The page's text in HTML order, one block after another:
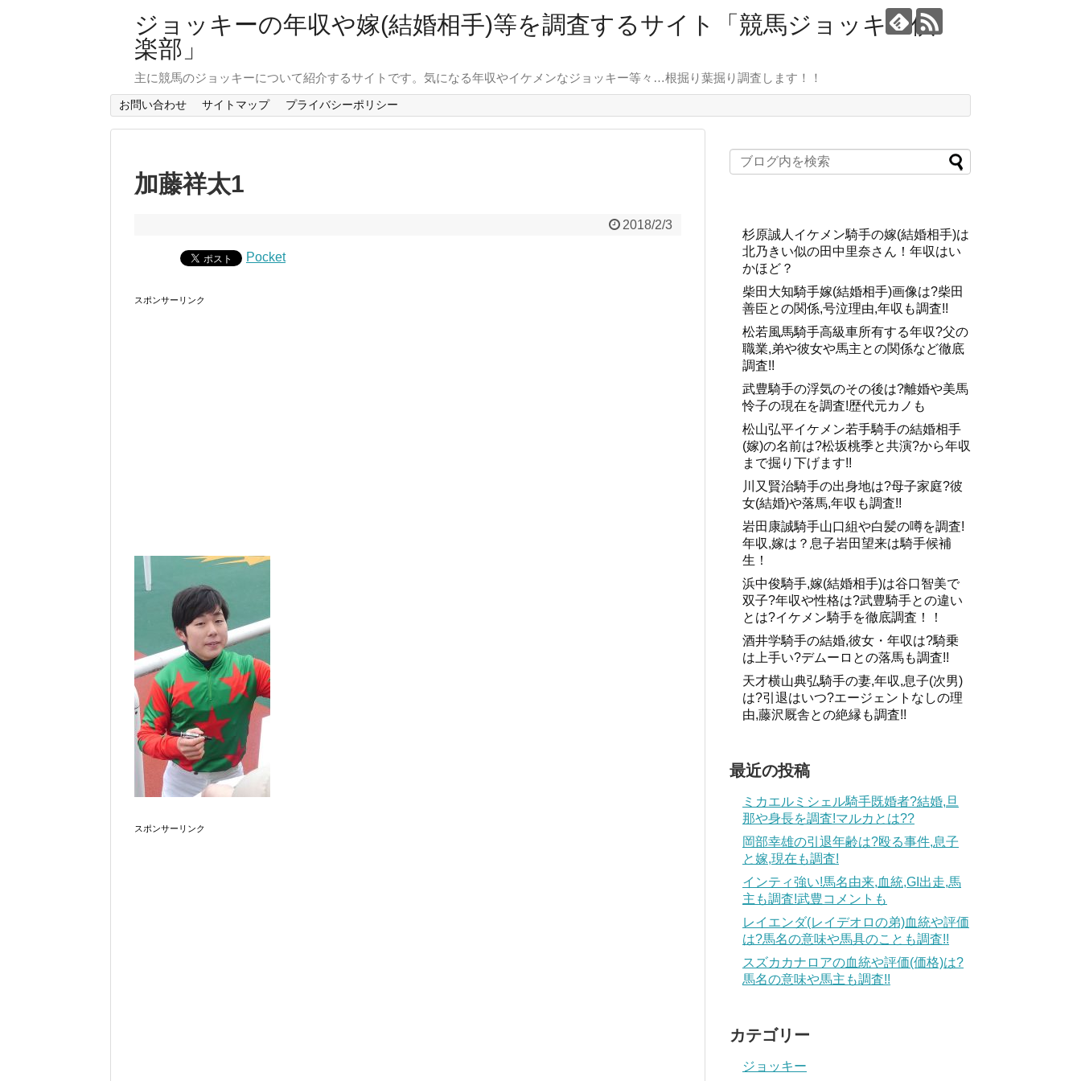
ジョッキーの年収や嫁(結婚相手)等を調査するサイト「競馬ジョッキー倶
楽部」
主に競馬のジョッキーについて紹介するサイトです。気になる年収やイケメンなジョッキー等々…根掘り葉掘り調査します！！
お問い合わせ サイトマップ プライバシーポリシー
加藤祥太1
2018/2/3
Pocket
スポンサーリンク
スポンサーリンク
杉原誠人イケメン騎手の嫁(結婚相手)は
北乃きい似の田中里奈さん！年収はい
かほど？
柴田大知騎手嫁(結婚相手)画像は?柴田
善臣との関係,号泣理由,年収も調査!!
松若風馬騎手高級車所有する年収?父の
職業,弟や彼女や馬主との関係など徹底
調査!!
武豊騎手の浮気のその後は?離婚や美馬
怜子の現在を調査!歴代元カノも
松山弘平イケメン若手騎手の結婚相手
(嫁)の名前は?松坂桃季と共演?から年収
まで掘り下げます!!
川又賢治騎手の出身地は?母子家庭?彼
女(結婚)や落馬,年収も調査!!
岩田康誠騎手山口組や白髪の噂を調査!
年収,嫁は？息子岩田望来は騎手候補
生！
浜中俊騎手,嫁(結婚相手)は谷口智美で
双子?年収や性格は?武豊騎手との違い
とは?イケメン騎手を徹底調査！！
酒井学騎手の結婚,彼女・年収は?騎乗
は上手い?デムーロとの落馬も調査!!
天才横山典弘騎手の妻,年収,息子(次男)
は?引退はいつ?エージェントなしの理
由,藤沢厩舎との絶縁も調査!!
最近の投稿
ミカエルミシェル騎手既婚者?結婚,旦
那や身長を調査!マルカとは??
岡部幸雄の引退年齢は?殴る事件,息子
と嫁,現在も調査!
インティ強い!馬名由来,血統,GI出走,馬
主も調査!武豊コメントも
レイエンダ(レイデオロの弟)血統や評価
は?馬名の意味や馬具のことも調査!!
スズカカナロアの血統や評価(価格)は?
馬名の意味や馬主も調査!!
カテゴリー
ジョッキー